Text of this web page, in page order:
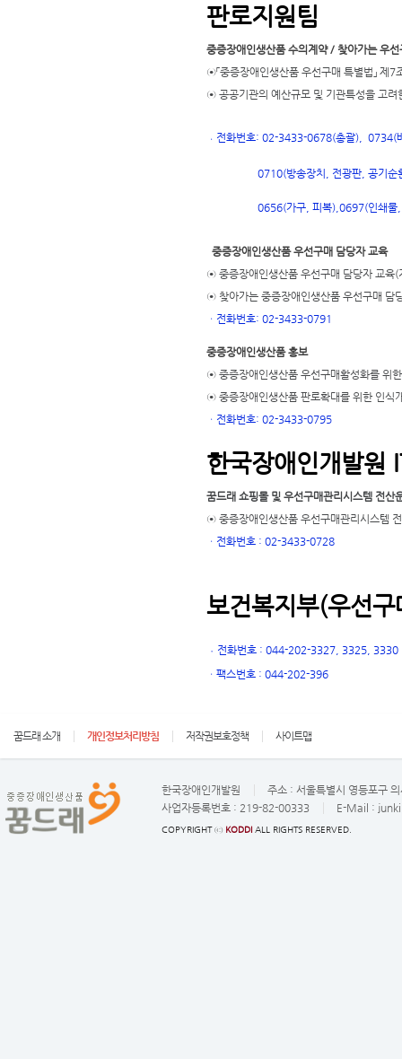
판로지원팀
중증장애인생산품 수의계약 / 찾아가는 우선
⊙「중증장애인생산품 우선구매 특별법」
⊙ 공공기관의 예산규모 및 기관특성을 고려
ㆍ 전화번호: 02-3433-0678(총괄), 0734(
0710(방송장치, 전광판, 공기순
0656(가구, 피복), 0697(인쇄물
중증장애인생산품 우선구매 담당자 교육
⊙ 중증장애인생산품 우선구매 담당자 교육(
⊙ 찾아가는 중증장애인생산품 우선구매 담
ㆍ 전화번호: 02-3433-0791
중증장애인생산품 홍보
⊙ 중증장애인생산품 우선구매활성화를 위
⊙ 중증장애인생산품 판로확대를 위한 인식
ㆍ 전화번호: 02-3433-0795
한국장애인개발원
꿈드래 쇼핑몰 및 우선구매관리시스템 전산
⊙ 중증장애인생산품 우선구매관리시스템
ㆍ 전화번호 : 02-3433-0728
보건복지부(우선
ㆍ 전화번호 : 044-202-3327, 3325, 3330
ㆍ 팩스번호 : 044-202-396
꿈드래 소개 개인정보처리방침 저작권보호정책 사이트맵
한국장애인개발원 주소 : 서울특별시 영등포구
사업자등록번호 : 219-82-00333 E-Mail :
COPYRIGHT ⓒ KODDI ALL RIGHTS RESERVED.